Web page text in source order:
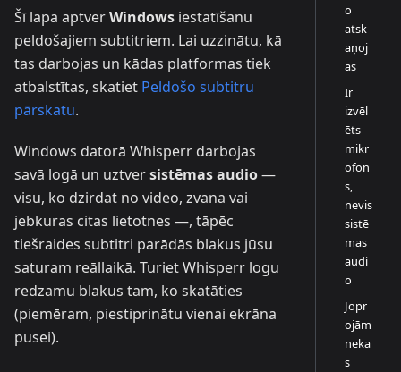
Šī lapa aptverWindows iestatīšanu
peldošajiem subtitriem. Lai uzzinātu, kā
tas darbojas un kādas platformas tiek
atbalstītas, skatiet Peldošo subtitru
pārskatu.
Windows datorā Whisperr darbojas
savā logā un uztversistēmas audio—
visu, ko dzirdat no video, zvana vai
jebkuras citas lietotnes —, tāpēc
tiešraides subtitri parādās blakus jūsu
saturam reāllaikā. Turiet Whisperr logu
redzamu blakus tam, ko skatāties
(piemēram, piestiprinātu vienai ekrāna
pusei).
o
atsk
aņoj
as
Ir
izvēl
ēts
mikr
ofon
s,
nevis
sistē
mas
audi
o
Jopr
ojām
neka
s